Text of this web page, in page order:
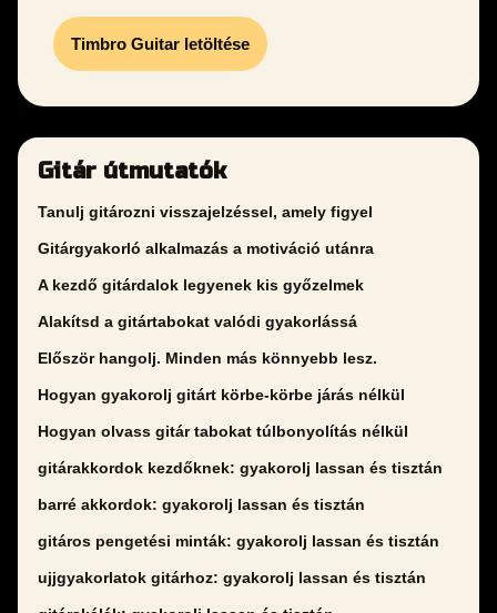
Timbro Guitar letöltése
Gitár útmutatók
Tanulj gitározni visszajelzéssel, amely figyel
Gitárgyakorló alkalmazás a motiváció utánra
A kezdő gitárdalok legyenek kis győzelmek
Alakítsd a gitártabokat valódi gyakorlássá
Először hangolj. Minden más könnyebb lesz.
Hogyan gyakorolj gitárt körbe-körbe járás nélkül
Hogyan olvass gitár tabokat túlbonyolítás nélkül
gitárakkordok kezdőknek: gyakorolj lassan és tisztán
barré akkordok: gyakorolj lassan és tisztán
gitáros pengetési minták: gyakorolj lassan és tisztán
ujjgyakorlatok gitárhoz: gyakorolj lassan és tisztán